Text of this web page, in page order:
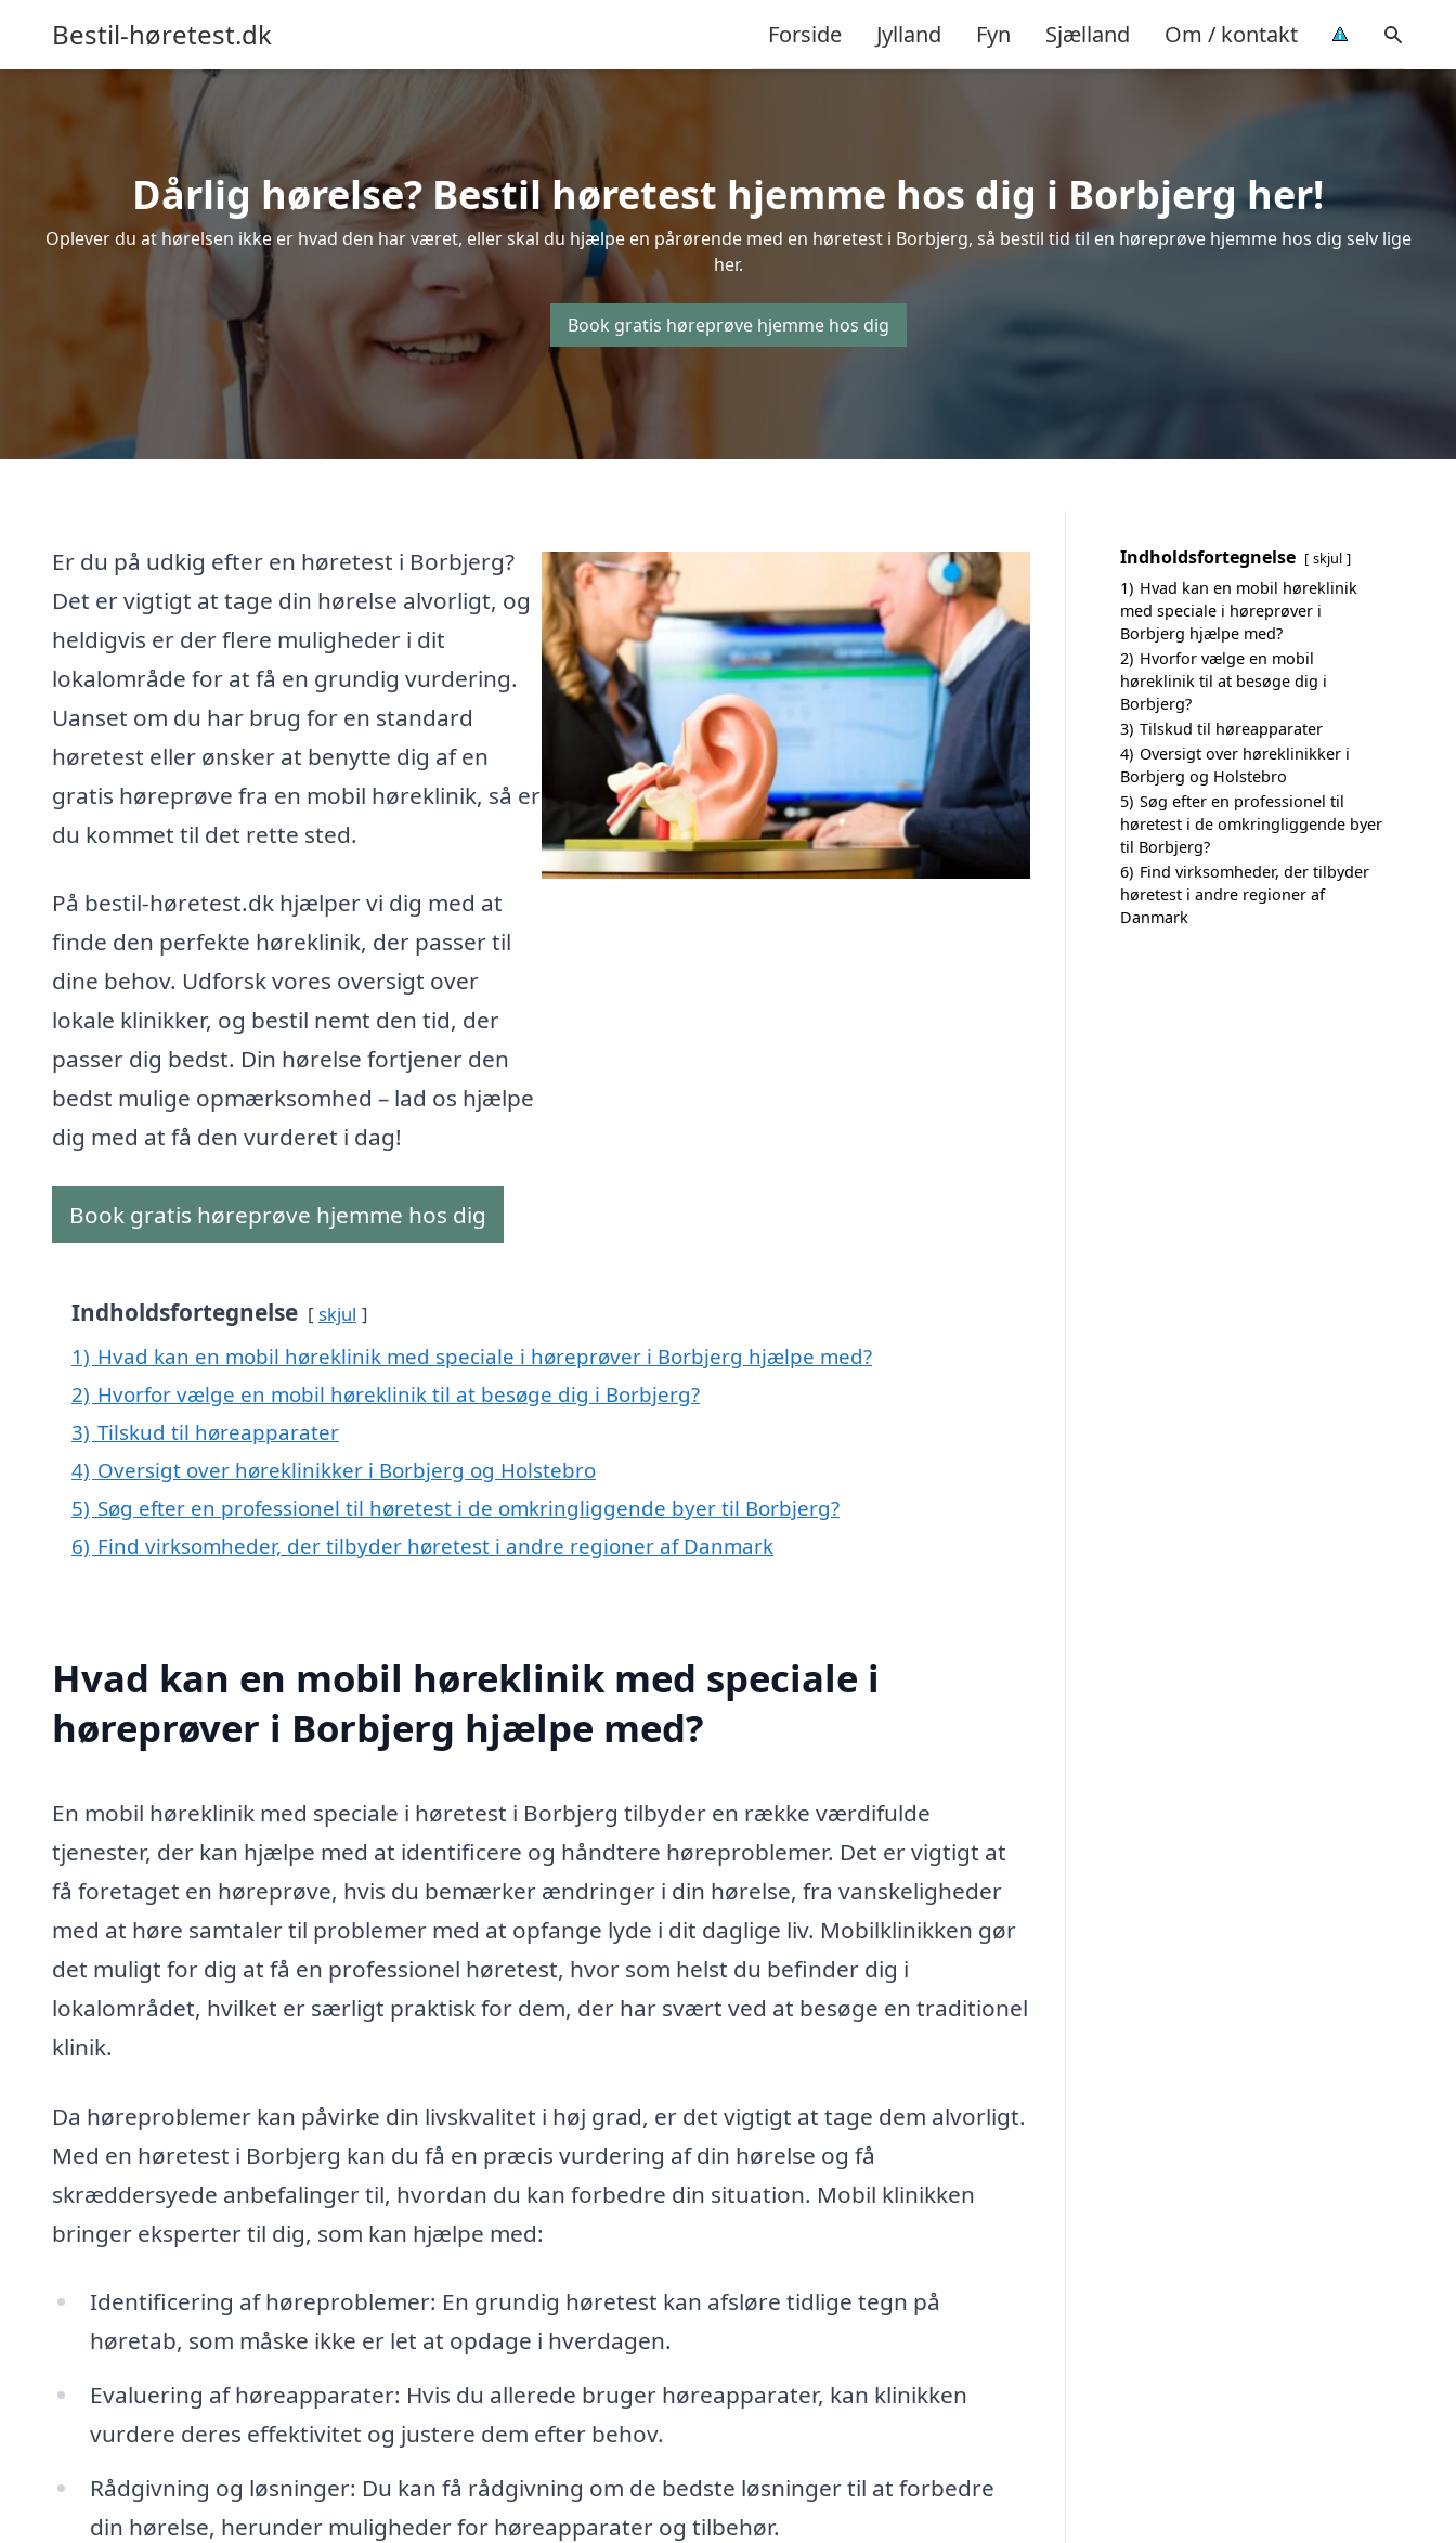
Bestil-høretest.dk Forside Jylland Fyn Sjælland Om / kontakt
Dårlig hørelse? Bestil høretest hjemme hos dig i Borbjerg her!
Oplever du at hørelsen ikke er hvad den har været, eller skal du hjælpe en pårørende med en høretest i Borbjerg, så bestil tid til en høreprøve hjemme hos dig selv lige
her.
Book gratis høreprøve hjemme hos dig
Er du på udkig efter en høretest i Borbjerg?
Det er vigtigt at tage din hørelse alvorligt, og
heldigvis er der flere muligheder i dit
lokalområde for at få en grundig vurdering.
Uanset om du har brug for en standard
høretest eller ønsker at benytte dig af en
gratis høreprøve fra en mobil høreklinik, så er
du kommet til det rette sted.
På bestil-høretest.dk hjælper vi dig med at
finde den perfekte høreklinik, der passer til
dine behov. Udforsk vores oversigt over
lokale klinikker, og bestil nemt den tid, der
passer dig bedst. Din hørelse fortjener den
bedst mulige opmærksomhed – lad os hjælpe
dig med at få den vurderet i dag!
Book gratis høreprøve hjemme hos dig
Indholdsfortegnelse skjul
1) Hvad kan en mobil høreklinik med speciale i høreprøver i Borbjerg hjælpe med?
2) Hvorfor vælge en mobil høreklinik til at besøge dig i Borbjerg?
3) Tilskud til høreapparater
4) Oversigt over høreklinikker i Borbjerg og Holstebro
5) Søg efter en professionel til høretest i de omkringliggende byer til Borbjerg?
6) Find virksomheder, der tilbyder høretest i andre regioner af Danmark
Hvad kan en mobil høreklinik med speciale i
høreprøver i Borbjerg hjælpe med?
En mobil høreklinik med speciale i høretest i Borbjerg tilbyder en række værdifulde
tjenester, der kan hjælpe med at identificere og håndtere høreproblemer. Det er vigtigt at
få foretaget en høreprøve, hvis du bemærker ændringer i din hørelse, fra vanskeligheder
med at høre samtaler til problemer med at opfange lyde i dit daglige liv. Mobilklinikken gør
det muligt for dig at få en professionel høretest, hvor som helst du befinder dig i
lokalområdet, hvilket er særligt praktisk for dem, der har svært ved at besøge en traditionel
klinik.
Da høreproblemer kan påvirke din livskvalitet i høj grad, er det vigtigt at tage dem alvorligt.
Med en høretest i Borbjerg kan du få en præcis vurdering af din hørelse og få
skræddersyede anbefalinger til, hvordan du kan forbedre din situation. Mobil klinikken
bringer eksperter til dig, som kan hjælpe med:
Identificering af høreproblemer: En grundig høretest kan afsløre tidlige tegn på
høretab, som måske ikke er let at opdage i hverdagen.
Evaluering af høreapparater: Hvis du allerede bruger høreapparater, kan klinikken
vurdere deres effektivitet og justere dem efter behov.
Rådgivning og løsninger: Du kan få rådgivning om de bedste løsninger til at forbedre
din hørelse, herunder muligheder for høreapparater og tilbehør.
Indholdsfortegnelse skjul
1) Hvad kan en mobil høreklinik
med speciale i høreprøver i
Borbjerg hjælpe med?
2) Hvorfor vælge en mobil
høreklinik til at besøge dig i
Borbjerg?
3) Tilskud til høreapparater
4) Oversigt over høreklinikker i
Borbjerg og Holstebro
5) Søg efter en professionel til
høretest i de omkringliggende byer
til Borbjerg?
6) Find virksomheder, der tilbyder
høretest i andre regioner af
Danmark